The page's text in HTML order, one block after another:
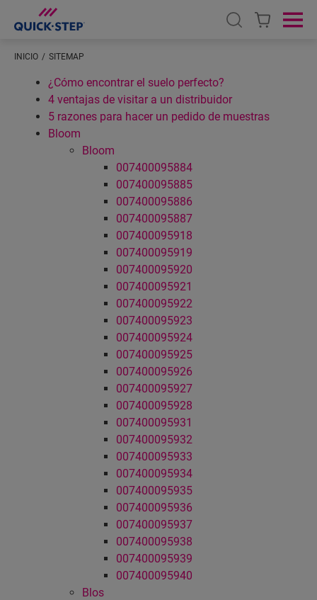
Open search
INICIO SITEMAP
¿Cómo encontrar el suelo perfecto?
4 ventajas de visitar a un distribuidor
5 razones para hacer un pedido de muestras
Bloom
Bloom
007400095884
007400095885
007400095886
007400095887
007400095918
007400095919
007400095920
007400095921
007400095922
007400095923
007400095924
007400095925
007400095926
007400095927
007400095928
007400095931
007400095932
007400095933
007400095934
007400095935
007400095936
007400095937
007400095938
007400095939
007400095940
Blos